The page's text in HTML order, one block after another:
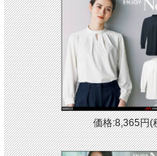
価格:8,365円(